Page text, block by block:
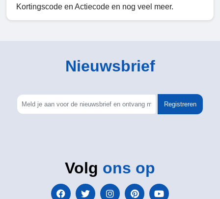
Kortingscode en Actiecode en nog veel meer.
Nieuwsbrief
Registreren
Volg ons op